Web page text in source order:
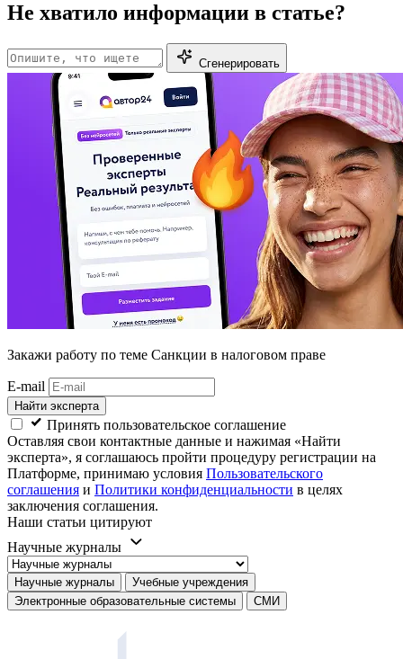
Не хватило информации в статье?
Сгенерировать
Закажи работу по теме Санкции в налоговом праве
E-mail
Найти эксперта
Принять пользовательское соглашение
Оставляя свои контактные данные и нажимая «Найти
эксперта», я соглашаюсь пройти процедуру регистрации на
Платформе, принимаю условия Пользовательского
соглашения и Политики конфиденциальности в целях
заключения соглашения.
Наши статьи цитируют
Научные журналы
Научные журналы
Учебные учреждения
Электронные образовательные системы
СМИ